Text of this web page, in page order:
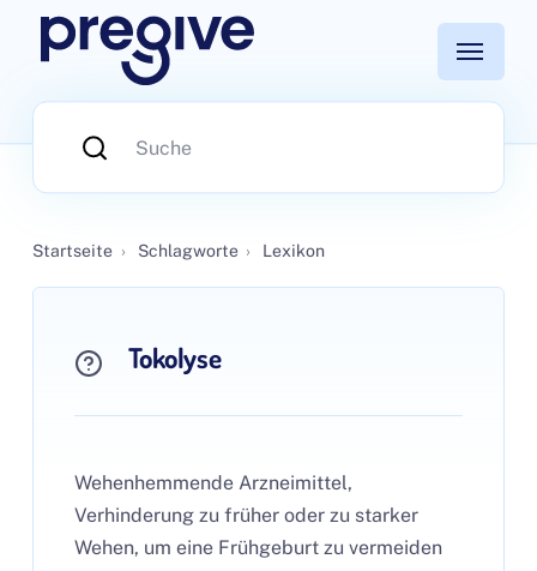
Startseite › Schlagworte › Lexikon
Tokolyse
Wehenhemmende Arzneimittel,
Verhinderung zu früher oder zu starker
Wehen, um eine Frühgeburt zu vermeiden